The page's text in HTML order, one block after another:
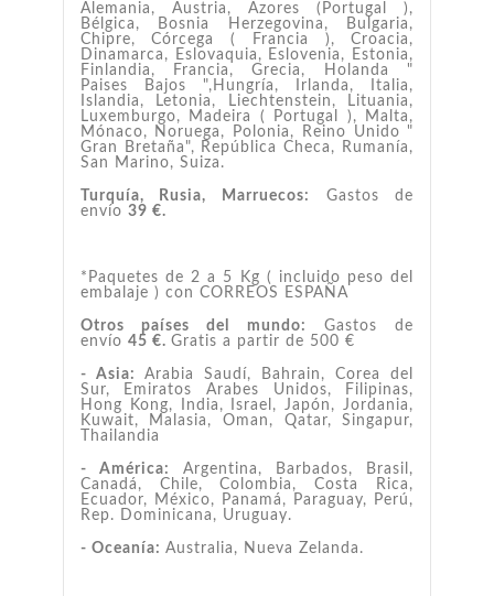
Alemania, Austria, Azores (Portugal ),
Bélgica, Bosnia Herzegovina, Bulgaria,
Chipre, Córcega ( Francia ), Croacia,
Dinamarca, Eslovaquia, Eslovenia, Estonia,
Finlandia, Francia, Grecia, Holanda "
Paises Bajos ",Hungría, Irlanda, Italia,
Islandia, Letonia, Liechtenstein, Lituania,
Luxemburgo, Madeira ( Portugal ), Malta,
Mónaco, Noruega, Polonia, Reino Unido "
Gran Bretaña", República Checa, Rumanía,
San Marino, Suiza.
Turquía, Rusia, Marruecos:
Gastos de
envío 39 €.
*Paquetes de 2 a 5 Kg ( incluido peso del
embalaje ) con CORREOS ESPAÑA
Otros países del mundo:
Gastos de
envío 45 €. Gratis a partir de 500 €
- Asia: Arabia Saudí, Bahrain, Corea del
Sur, Emiratos Arabes Unidos, Filipinas,
Hong Kong, India, Israel, Japón, Jordania,
Kuwait, Malasia, Oman, Qatar, Singapur,
Thailandia
- América:
Argentina, Barbados, Brasil,
Canadá, Chile, Colombia, Costa Rica,
Ecuador, México, Panamá, Paraguay, Perú,
Rep. Dominicana, Uruguay.
- Oceanía: Australia, Nueva Zelanda.